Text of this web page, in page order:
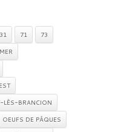
31 71
73
LÈS-BRANCION
OEUFS DE PÂQUES